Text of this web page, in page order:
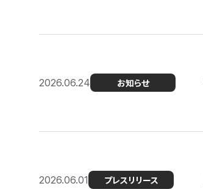
2026.06.24 お知らせ
2026.06.01 プレスリリース